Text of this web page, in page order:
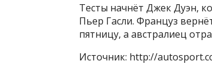
Тесты начнёт Джек Дуэн,
Пьер Гасли. Француз
пятницу, а австралиец
Источник: http://